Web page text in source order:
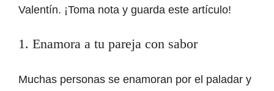
Valentín. ¡Toma nota y guarda este artículo!
1. Enamora a tu pareja con sabor
Muchas personas se enamoran por el paladar y